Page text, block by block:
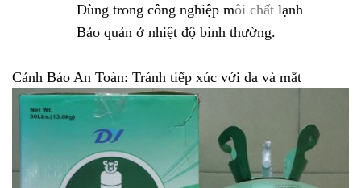
Dùng trong công nghiệp môi chất lạnh
Bảo quản ở nhiệt độ bình thường.
Cảnh Báo An Toàn: Tránh tiếp xúc với da và mắt